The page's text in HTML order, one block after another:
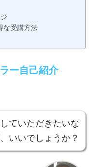
受講方法
ー自己紹介
ていただきたいな
いいでしょうか？